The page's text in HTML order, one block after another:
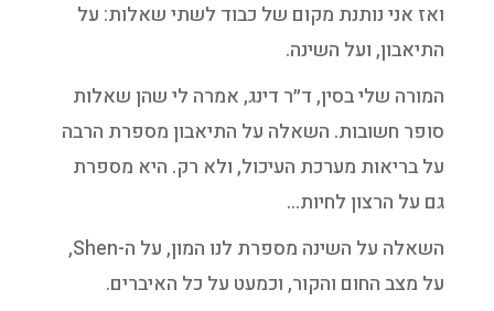
ואז אני נותנת מקום של כבוד לשתי שאלות: על
התיאבון, ועל השינה.
המורה שלי בסין, ד״ר דינג, אמרה לי שהן שאלות
סופר חשובות. השאלה על התיאבון מספרת הרבה
על בריאות מערכת העיכול, ולא רק. היא מספרת
גם על הרצון לחיות…
השאלה על השינה מספרת לנו המון, על ה-Shen,
על מצב החום והקור, וכמעט על כל האיברים.